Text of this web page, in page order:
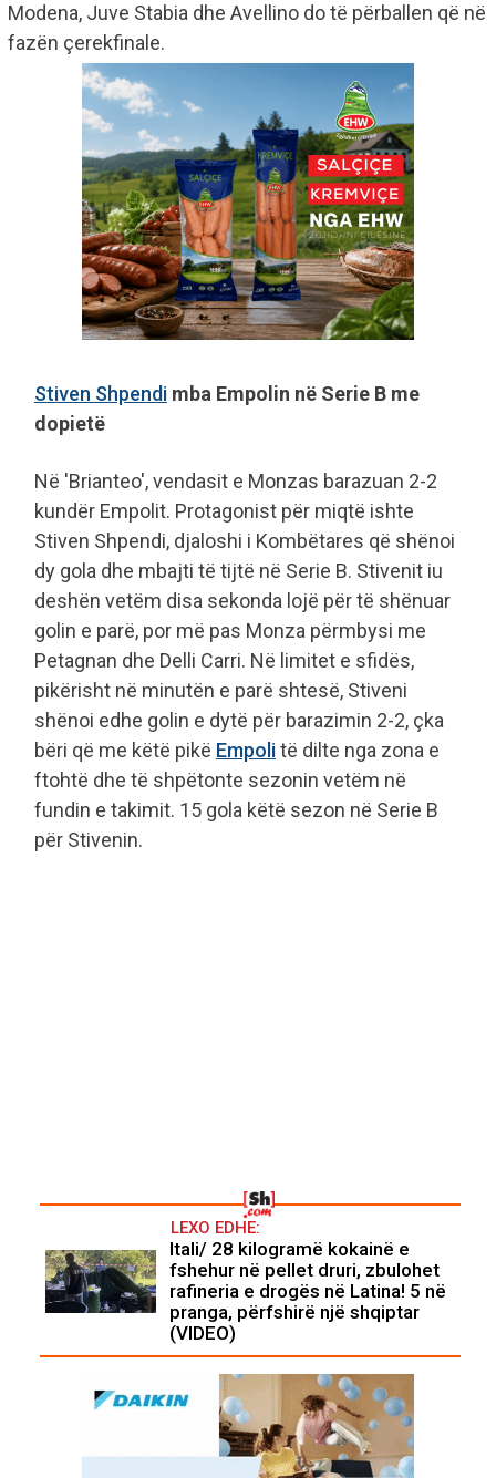
Modena, Juve Stabia dhe Avellino do të përballen që në
fazën çerekfinale.
Stiven Shpendi mba Empolin në Serie B me
dopietë
Në 'Brianteo', vendasit e Monzas barazuan 2-2
kundër Empolit. Protagonist për miqtë ishte
Stiven Shpendi, djaloshi i Kombëtares që shënoi
dy gola dhe mbajti të tijtë në Serie B. Stivenit iu
deshën vetëm disa sekonda lojë për të shënuar
golin e parë, por më pas Monza përmbysi me
Petagnan dhe Delli Carri. Në limitet e sfidës,
pikërisht në minutën e parë shtesë, Stiveni
shënoi edhe golin e dytë për barazimin 2-2, çka
bëri që me këtë pikë Empolitë dilte nga zona e
ftohtë dhe të shpëtonte sezonin vetëm në
fundin e takimit. 15 gola këtë sezon në Serie B
për Stivenin.
LEXO EDHE:
Itali/ 28 kilogramë kokainë e
fshehur në pellet druri, zbulohet
rafineria e drogës në Latina! 5 në
pranga, përfshirë një shqiptar
(VIDEO)